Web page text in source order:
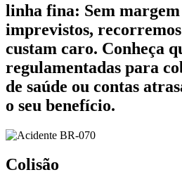
linha fina: Sem
imprevistos, recorremos
custam caro. Conheça
regulamentadas para
de saúde ou contas
o seu benefício.
Colisão